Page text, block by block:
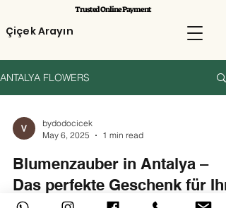
Çiçek Arayın
Trusted Online Payment
ANTALYA FLOWERS
bydodocicek
May 6, 2025
1 min read
Blumenzauber in Antalya –
Das perfekte Geschenk für